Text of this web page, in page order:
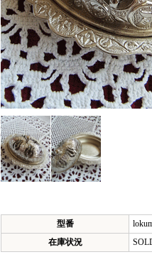
型番
在庫状況